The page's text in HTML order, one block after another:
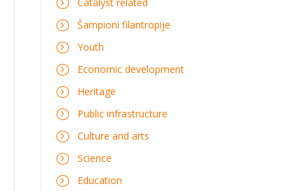
Šampioni filantropije
Youth
Economic development
Heritage
Public infrastructure
Culture and arts
Science
Education